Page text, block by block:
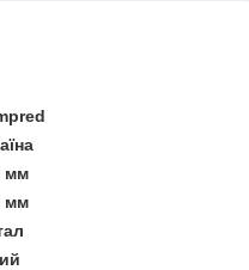
мм
мм